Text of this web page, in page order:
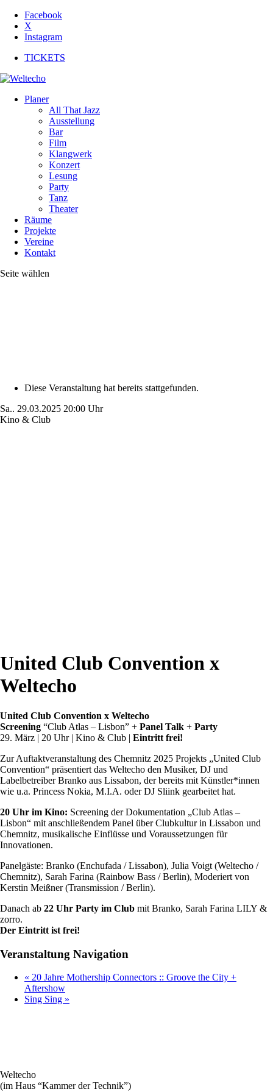
Facebook
X
Instagram
TICKETS
Planer
All That Jazz
Ausstellung
Bar
Film
Klangwerk
Konzert
Lesung
Party
Tanz
Theater
Räume
Projekte
Vereine
Kontakt
Seite wählen
Diese Veranstaltung hat bereits stattgefunden.
Sa.. 29.03.2025 20:00 Uhr
Kino & Club
United Club Convention x
Weltecho
United Club Convention x Weltecho
Screening “Club Atlas – Lisbon” + Panel Talk + Party
29. März | 20 Uhr | Kino & Club | Eintritt frei!
Zur Auftaktveranstaltung des Chemnitz 2025 Projekts „United Club
Convention“ präsentiert das Weltecho den Musiker, DJ und
Labelbetreiber Branko aus Lissabon, der bereits mit Künstler*innen
wie u.a. Princess Nokia, M.I.A. oder DJ Sliink gearbeitet hat.
20 Uhr im Kino: Screening der Dokumentation „Club Atlas –
Lisbon“ mit anschließendem Panel über ​Clubkultur in Lissabon und
Chemnitz, musikalische Einflüsse und Voraussetzungen für
Innovationen.
Panelgäste: Branko (Enchufada / Lissabon), Julia Voigt (Weltecho /
Chemnitz), Sarah Farina (Rainbow Bass / Berlin), Moderiert von
Kerstin Meißner (Transmission / Berlin).
Danach ab 22 Uhr Party im Club mit Branko, Sarah Farina LILY &
zorro.
Der Eintritt ist frei!
Veranstaltung Navigation
« 20 Jahre Mothership Connectors :: Groove the City +
Aftershow
Sing Sing »
Weltecho
(im Haus “Kammer der Technik”)